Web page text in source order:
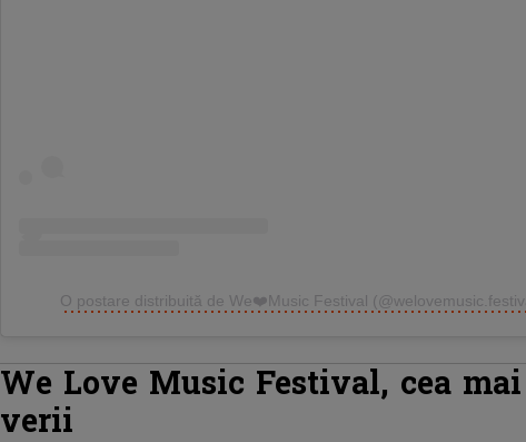
O postare distribuită de We❤️Music Festival
We Love Music Festival, cea
verii